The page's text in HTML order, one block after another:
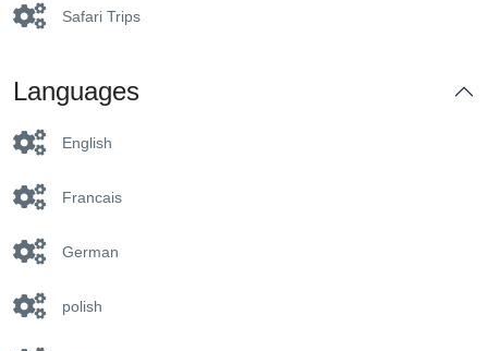
Safari Trips
Languages
English
Francais
German
polish